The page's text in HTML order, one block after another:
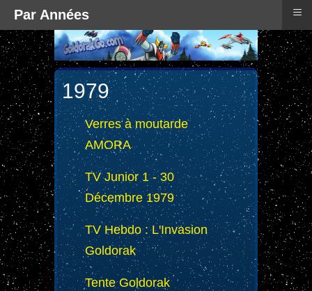
1979
Verres à moutarde
AMORA
TV Junior 1 - 30
Décembre 1979
TV Hebdo : L'Invasion
Goldorak
Tente Goldorak
Par Années ≡